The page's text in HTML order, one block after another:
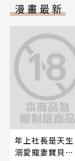
漫畫最新
年上社長是天生
溺愛寵妻寶貝獸